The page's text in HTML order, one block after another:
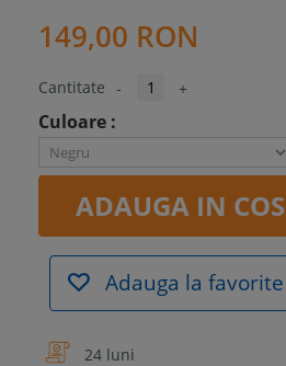
149,00 RON
Cantitate - +
Culoare :
ADAUGA IN COS
Adauga la favorite
24 luni